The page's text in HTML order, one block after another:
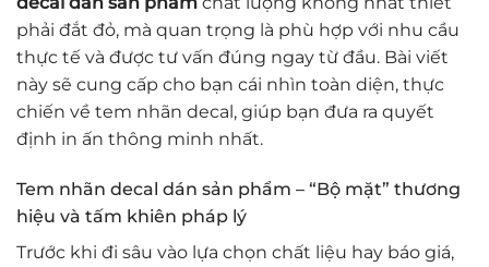
phải đắt đỏ, mà quan trọng là phù hợp với nhu cầu
thực tế và được tư vấn đúng ngay từ đầu. Bài viết
này sẽ cung cấp cho bạn cái nhìn toàn diện, thực
chiến về tem nhãn decal, giúp bạn đưa ra quyết
định in ấn thông minh nhất.
Tem nhãn decal dán sản phẩm – “Bộ mặt” thương
hiệu và tấm khiên pháp lý
Trước khi đi sâu vào lựa chọn chất liệu hay báo giá,